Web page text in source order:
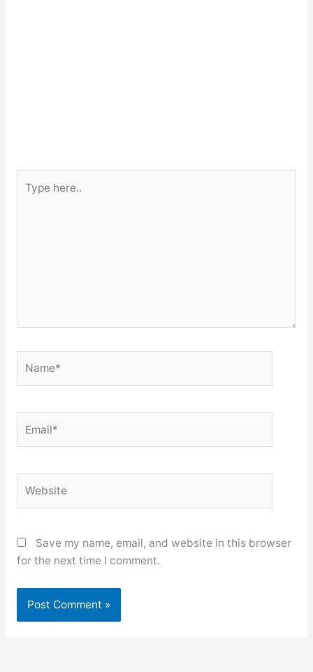
here..
Save my name, email, and website in this browser
for the next time I comment.